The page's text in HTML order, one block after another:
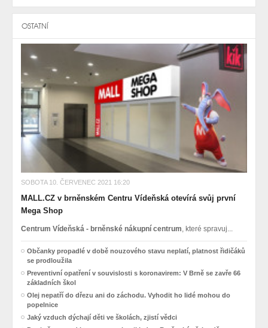
OSTATNÍ
SOBOTA 10. ČERVENEC 2021 16:20
MALL.CZ v brněnském Centru Vídeňská otevírá svůj první
Mega Shop
Centrum Vídeňská - brněnské nákupní centrum, které spravuj...
Občanky propadlé v době nouzového stavu neplatí, platnost řidičáků
se prodloužila
Preventivní opatření v souvislosti s koronavirem: V Brně se zavře 66
základních škol
Olej nepatří do dřezu ani do záchodu. Vyhodit ho lidé mohou do
popelnice
Jaký vzduch dýchají děti ve školách, zjistí vědci